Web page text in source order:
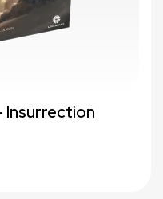
Insurrection